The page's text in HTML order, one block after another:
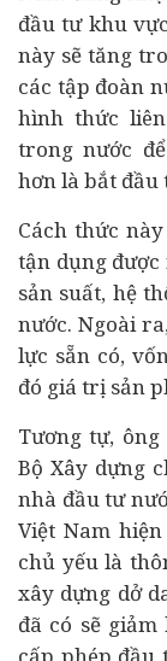
đầu tư khu
này sẽ tăng
các tập đoàn
hình thức
trong nước
hơn là bắt đầu
Cách thức
tận dụng
sản suất, hệ
nước. Ngoài
lực sẵn có,
đó giá trị sản
Tương tự,
Bộ Xây dựng
nhà đầu tư
Việt Nam
chủ yếu là
xây dựng dở
đã có sẽ